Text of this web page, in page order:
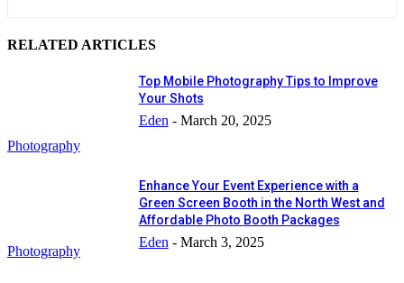
RELATED ARTICLES
Photography
Top Mobile Photography Tips to Improve
Your Shots
Eden - March 20, 2025
Photography
Enhance Your Event Experience with a
Green Screen Booth in the North West and
Affordable Photo Booth Packages
Eden - March 3, 2025